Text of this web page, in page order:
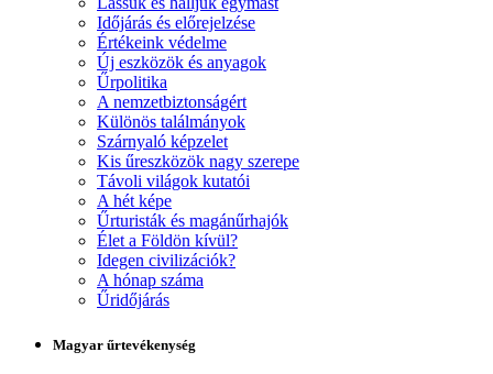
Időjárás és előrejelzése
Értékeink védelme
Új eszközök és anyagok
Űrpolitika
A nemzetbiztonságért
Különös találmányok
Szárnyaló képzelet
Kis űreszközök nagy szerepe
Távoli világok kutatói
A hét képe
Űrturisták és magánűrhajók
Élet a Földön kívül?
Idegen civilizációk?
A hónap száma
Űridőjárás
Magyar űrtevékenység